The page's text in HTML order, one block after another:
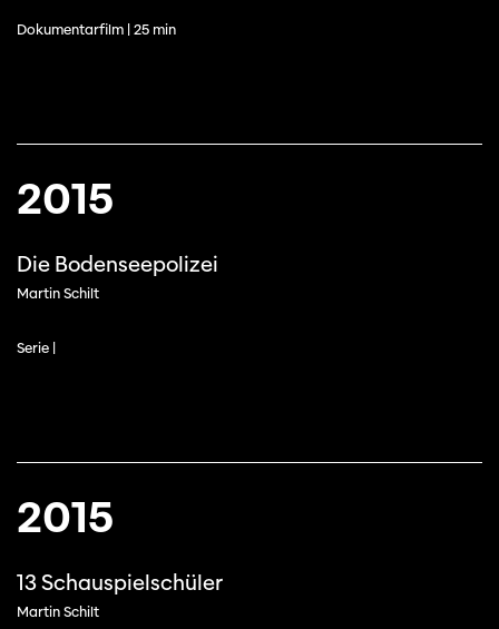
Dokumentarfilm | 25 min
2015
Die Bodenseepolizei
Martin Schilt
Serie |
2015
13 Schauspielschüler
Martin Schilt